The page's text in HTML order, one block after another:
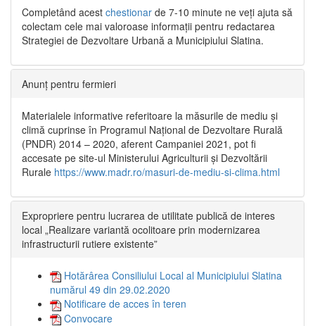
Completând acest chestionar de 7-10 minute ne veți ajuta să
colectam cele mai valoroase informații pentru redactarea
Strategiei de Dezvoltare Urbană a Municipiului Slatina.
Anunț pentru fermieri
Materialele informative referitoare la măsurile de mediu și
climă cuprinse în Programul Național de Dezvoltare Rurală
(PNDR) 2014 – 2020, aferent Campaniei 2021, pot fi
accesate pe site-ul Ministerului Agriculturii și Dezvoltării
Rurale https://www.madr.ro/masuri-de-mediu-si-clima.html
Expropriere pentru lucrarea de utilitate publică de interes
local „Realizare variantă ocolitoare prin modernizarea
infrastructurii rutiere existente”
Hotărârea Consiliului Local al Municipiului Slatina
numărul 49 din 29.02.2020
Notificare de acces în teren
Convocare